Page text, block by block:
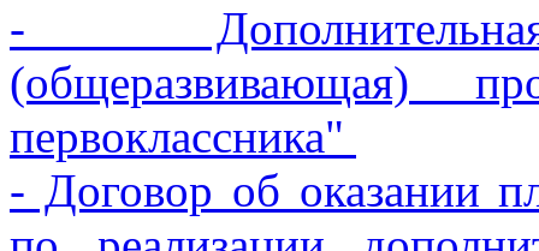
- Дополнительная
(общеразвивающая)
первоклассника"
- Договор об оказании